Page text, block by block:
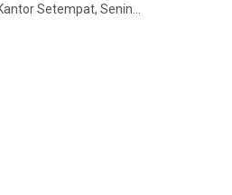
Setempat, Senin…